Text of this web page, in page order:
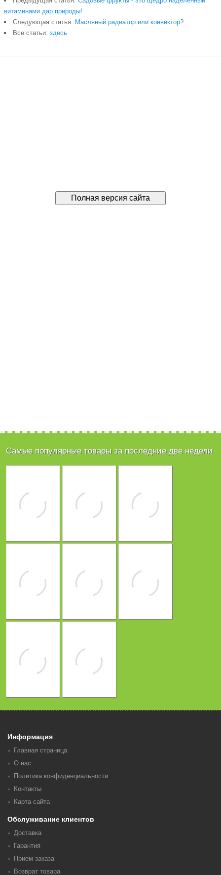
витаминами дар природы!
Следующая статья: Масляный радиатор или конвектор?
Все статьи: здесь
Самые популярные товары за последние две недели
Информация
Главная страница
О нас
Политика конфиденциальности
Контакты
Карта сайта
Обслуживание клиентов
Доставка
Гарантия
Прием заказа
Возврат товара